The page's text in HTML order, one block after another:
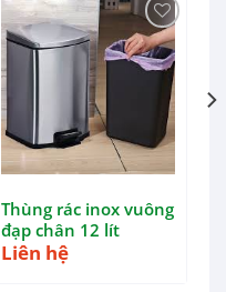
Thùng rác inox vuông
đạp chân 12 lít
Liên hệ